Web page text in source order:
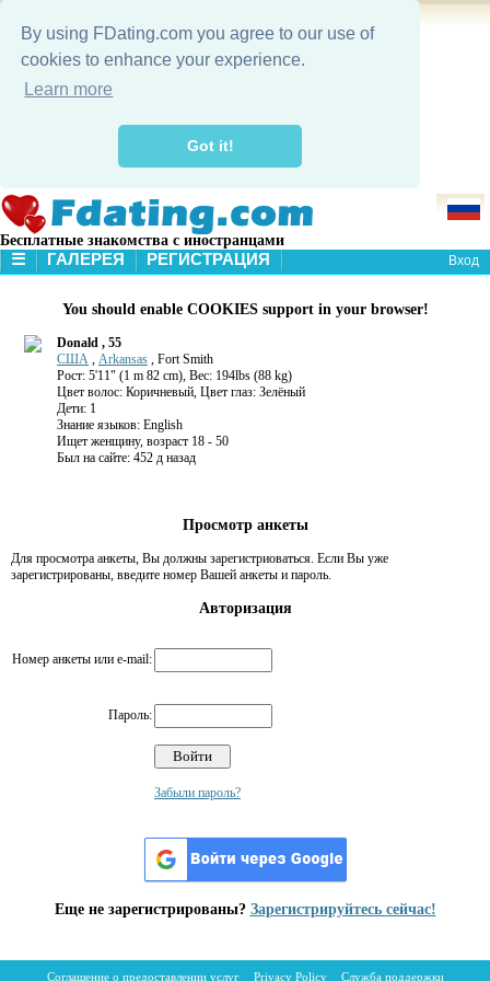
By using FDating.com you agree to our use of
cookies to enhance your experience.
Learn more
Got it!
Бесплатные знакомства с иностранцами
☰
ГАЛЕРЕЯ
ПОИСК
ГАЛЕРЕЯ РЕГИСТРАЦИЯ Вход
You should enable COOKIES support in your browser!
Donald , 55
США , Arkansas , Fort Smith
Рост: 5'11" (1 m 82 cm), Вес: 194lbs (88 kg)
Цвет волос: Коричневый, Цвет глаз: Зелёный
Дети: 1
Знание языков: English
Ищет женщину, возраст 18 - 50
Был на сайте: 452 д назад
Просмотр анкеты
Для просмотра анкеты, Вы должны зарегистриоваться. Если Вы уже
зарегистрированы, введите номер Вашей анкеты и пароль.
Авторизация
Номер анкеты или e-mail:
Пароль:
Забыли пароль?
Еще не зарегистрированы? Зарегистрируйтесь сейчас!
Соглашение о предоставлении услуг Privacy Policy Служба поддержки